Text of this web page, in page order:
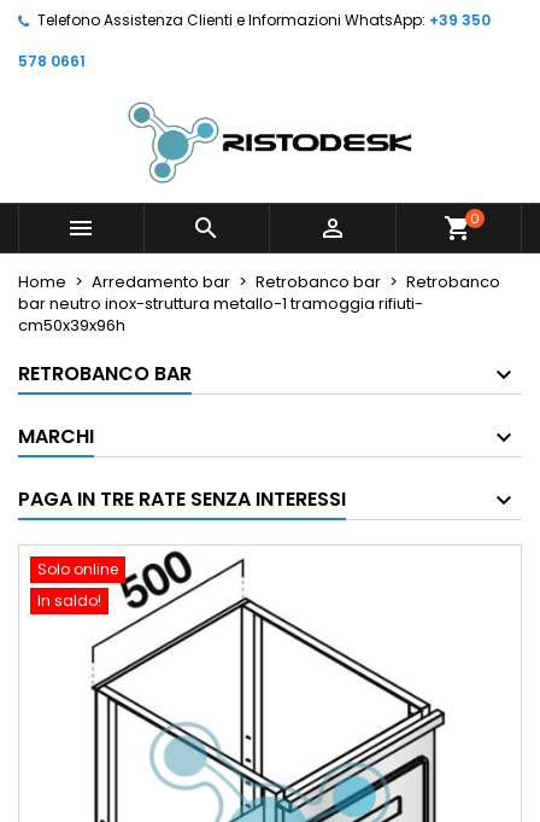
Telefono Assistenza Clienti e Informazioni WhatsApp: +39 350
578 0661
   shopping_cart0
Home Arredamento bar Retrobanco bar
Retrobanco
bar neutro inox-struttura metallo-1 tramoggia rifiuti-
cm50x39x96h
RETROBANCO BAR
MARCHI
PAGA IN TRE RATE SENZA INTERESSI
Solo online
In saldo!